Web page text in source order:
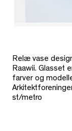
Relæ vase
Raawii. Glasset
farver og
st/metro